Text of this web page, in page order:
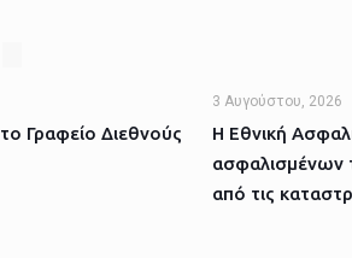
Γραφείο Διεθνούς
3 Αυγούστου, 2026
Η Εθνική
ασφαλισμένων
από τις